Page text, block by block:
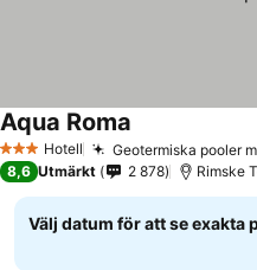
3 StjärnorHotell Geotermiska pooler
Aqua Roma
8,6 Utmärkt 2 878 Rimske
Välj datum för att se exakta